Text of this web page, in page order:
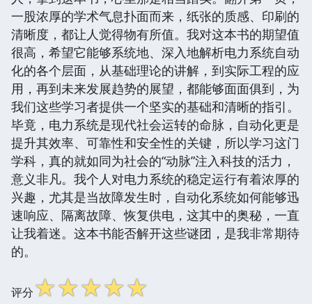
一股浓厚的学术气息扑面而来，纸张的质感、印刷的
清晰度，都让人觉得物有所值。我对这本书的期望值
很高，希望它能够系统地、深入地解析电力系统自动
化的各个层面，从基础理论的讲解，到实际工程的应
用，再到未来发展趋势的展望，都能够面面俱到，为
我们这些学习者提供一个坚实的基础和清晰的指引。
毕竟，电力系统是现代社会运转的命脉，自动化更是
提升其效率、可靠性和安全性的关键，所以学习这门
学科，真的就如同为社会的“动脉”注入科技的活力，
意义非凡。我个人对电力系统的稳定运行有着浓厚的
兴趣，尤其是当故障发生时，自动化系统如何能够迅
速响应、隔离故障、恢复供电，这其中的奥秘，一直
让我着迷。这本书能否解开这些谜团，是我非常期待
的。
评分☆☆☆☆☆